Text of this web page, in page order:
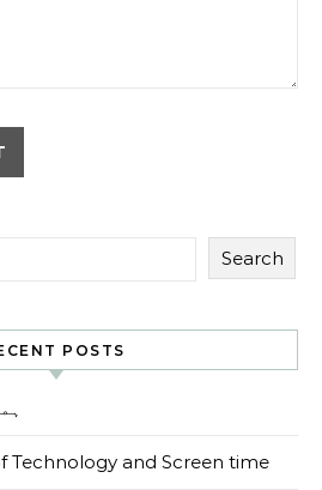
Search
POSTS
Technology and Screen time